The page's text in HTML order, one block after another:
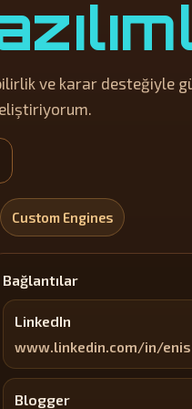
ve karar desteğiyle
Custom Engines
Bağlantılar
LinkedIn
www.linkedin.com/in/
Blogger